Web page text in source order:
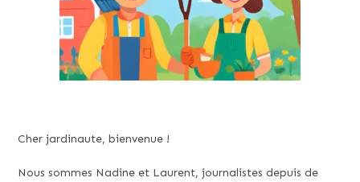
Cher jardinaute, bienvenue !
Nous sommes Nadine et Laurent, journalistes depuis de